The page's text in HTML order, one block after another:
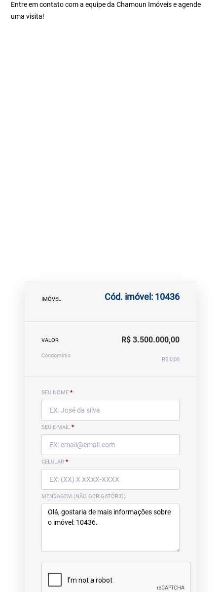
Entre em contato com a equipe da Chamoun Imóveis e agende
uma visita!
IMÓVEL Cód. imóvel: 10436
VALOR R$ 3.500.000,00
Condomínio
R$ 0,00
SEU NOME *
SEU E-MAIL *
CELULAR *
MENSAGEM (NÃO OBRIGATÓRIO)